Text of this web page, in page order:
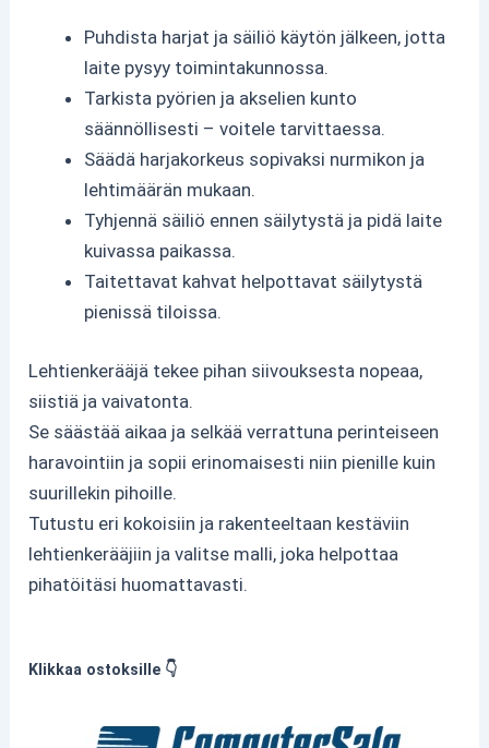
Puhdista harjat ja säiliö käytön jälkeen, jotta
laite pysyy toimintakunnossa.
Tarkista pyörien ja akselien kunto
säännöllisesti – voitele tarvittaessa.
Säädä harjakorkeus sopivaksi nurmikon ja
lehtimäärän mukaan.
Tyhjennä säiliö ennen säilytystä ja pidä laite
kuivassa paikassa.
Taitettavat kahvat helpottavat säilytystä
pienissä tiloissa.
Lehtienkerääjä tekee pihan siivouksesta nopeaa,
siistiä ja vaivatonta.
Se säästää aikaa ja selkää verrattuna perinteiseen
haravointiin ja sopii erinomaisesti niin pienille kuin
suurillekin pihoille.
Tutustu eri kokoisiin ja rakenteeltaan kestäviin
lehtienkerääjiin ja valitse malli, joka helpottaa
pihatöitäsi huomattavasti.
Klikkaa ostoksille 👇